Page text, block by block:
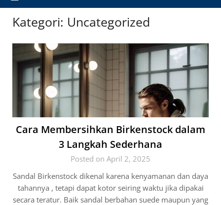
Kategori: Uncategorized
Cara Membersihkan Birkenstock dalam
3 Langkah Sederhana
Posted on April 2, 2025
Sandal Birkenstock dikenal karena kenyamanan dan daya
tahannya , tetapi dapat kotor seiring waktu jika dipakai
secara teratur. Baik sandal berbahan suede maupun yang